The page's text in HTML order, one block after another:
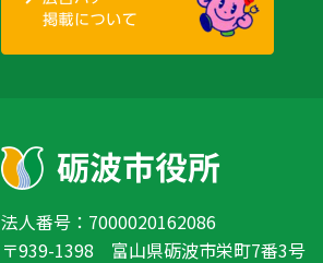
法人番号：7000020162086
〒939-1398 富山県砺波市栄町7番3号